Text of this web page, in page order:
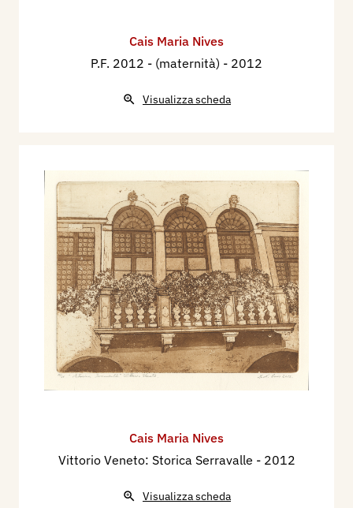
Cais Maria Nives
P.F. 2012 - (maternità) - 2012
Visualizza scheda
Cais Maria Nives
Vittorio Veneto: Storica Serravalle - 2012
Visualizza scheda